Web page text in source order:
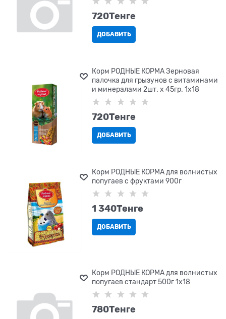
720Tенге
ДОБАВИТЬ
Корм РОДНЫЕ КОРМА Зерновая
палочка для грызунов с витаминами
и минералами 2шт. х 45гр. 1х18
720Tенге
ДОБАВИТЬ
Корм РОДНЫЕ КОРМА для волнистых
попугаев с фруктами 900г
1 340Tенге
ДОБАВИТЬ
Корм РОДНЫЕ КОРМА для волнистых
попугаев стандарт 500г 1х18
780Tенге